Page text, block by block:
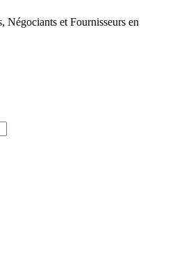
Négociants et Fournisseurs en